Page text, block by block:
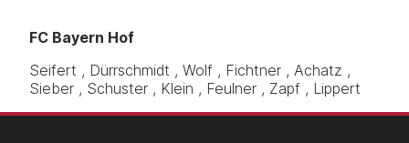
FC Bayern Hof
Seifert
Dürrschmidt Wolf Fichtner
Achatz
Sieber
Schuster Klein Feulner Zapf Lippert